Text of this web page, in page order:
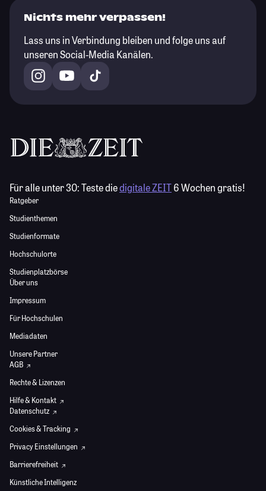
Nichts mehr verpassen!
Lass uns in Verbindung bleiben und folge uns auf
unseren Social-Media Kanälen.
Für alle unter 30:Teste diedigitale ZEIT6 Wochen gratis!
Ratgeber
Studienthemen
Studienformate
Hochschulorte
Studienplatzbörse
Über uns
Impressum
Für Hochschulen
Mediadaten
Unsere Partner
AGB
Rechte & Lizenzen
Hilfe & Kontakt
Datenschutz
Cookies & Tracking
Privacy Einstellungen
Barrierefreiheit
Künstliche Intelligenz